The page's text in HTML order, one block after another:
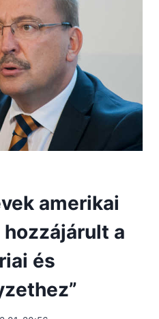
amerikai
a
és